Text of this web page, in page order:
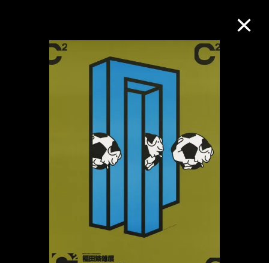
M+藏品
探索世界顶级的二十及二十一世纪视觉